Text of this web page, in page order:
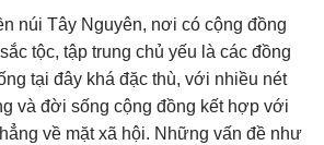
núi Tây Nguyên, nơi có cộng đồng
tộc, tập trung chủ yếu là các đồng
tại đây khá đặc thù, với nhiều nét
và đời sống cộng đồng kết hợp với
về mặt xã hội. Những vấn đề như